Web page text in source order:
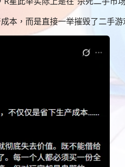
本，而是直接一举摧毁了二手游